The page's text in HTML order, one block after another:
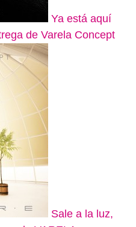
Ya está aquí
de Varela Concept
Sale a la luz,